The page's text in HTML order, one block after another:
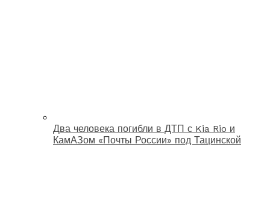
Два человека погибли в ДТП с Kia Rio и
КамАЗом «Почты России» под Тацинской